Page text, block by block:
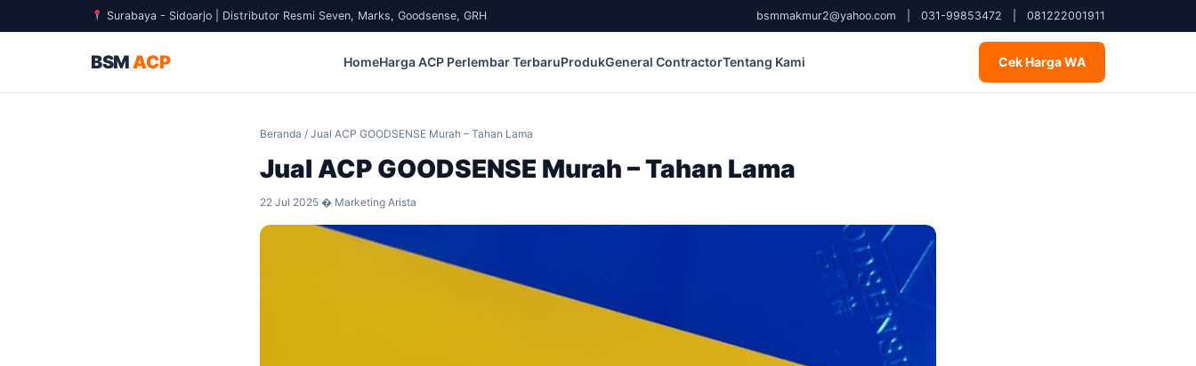
Surabaya - Sidoarjo | Distributor Resmi Seven, Marks, Goodsense, GRH bsmmakmur2@yahoo.com 031-99853472 081222001911
BSMACP HomeHarga ACP Perlembar TerbaruProdukGeneral ContractorTentang Kami Cek Harga WA
Beranda / Jual ACP GOODSENSE Murah – Tahan Lama
Jual ACP GOODSENSE Murah – Tahan Lama
22 Jul 2025 � Marketing Arista